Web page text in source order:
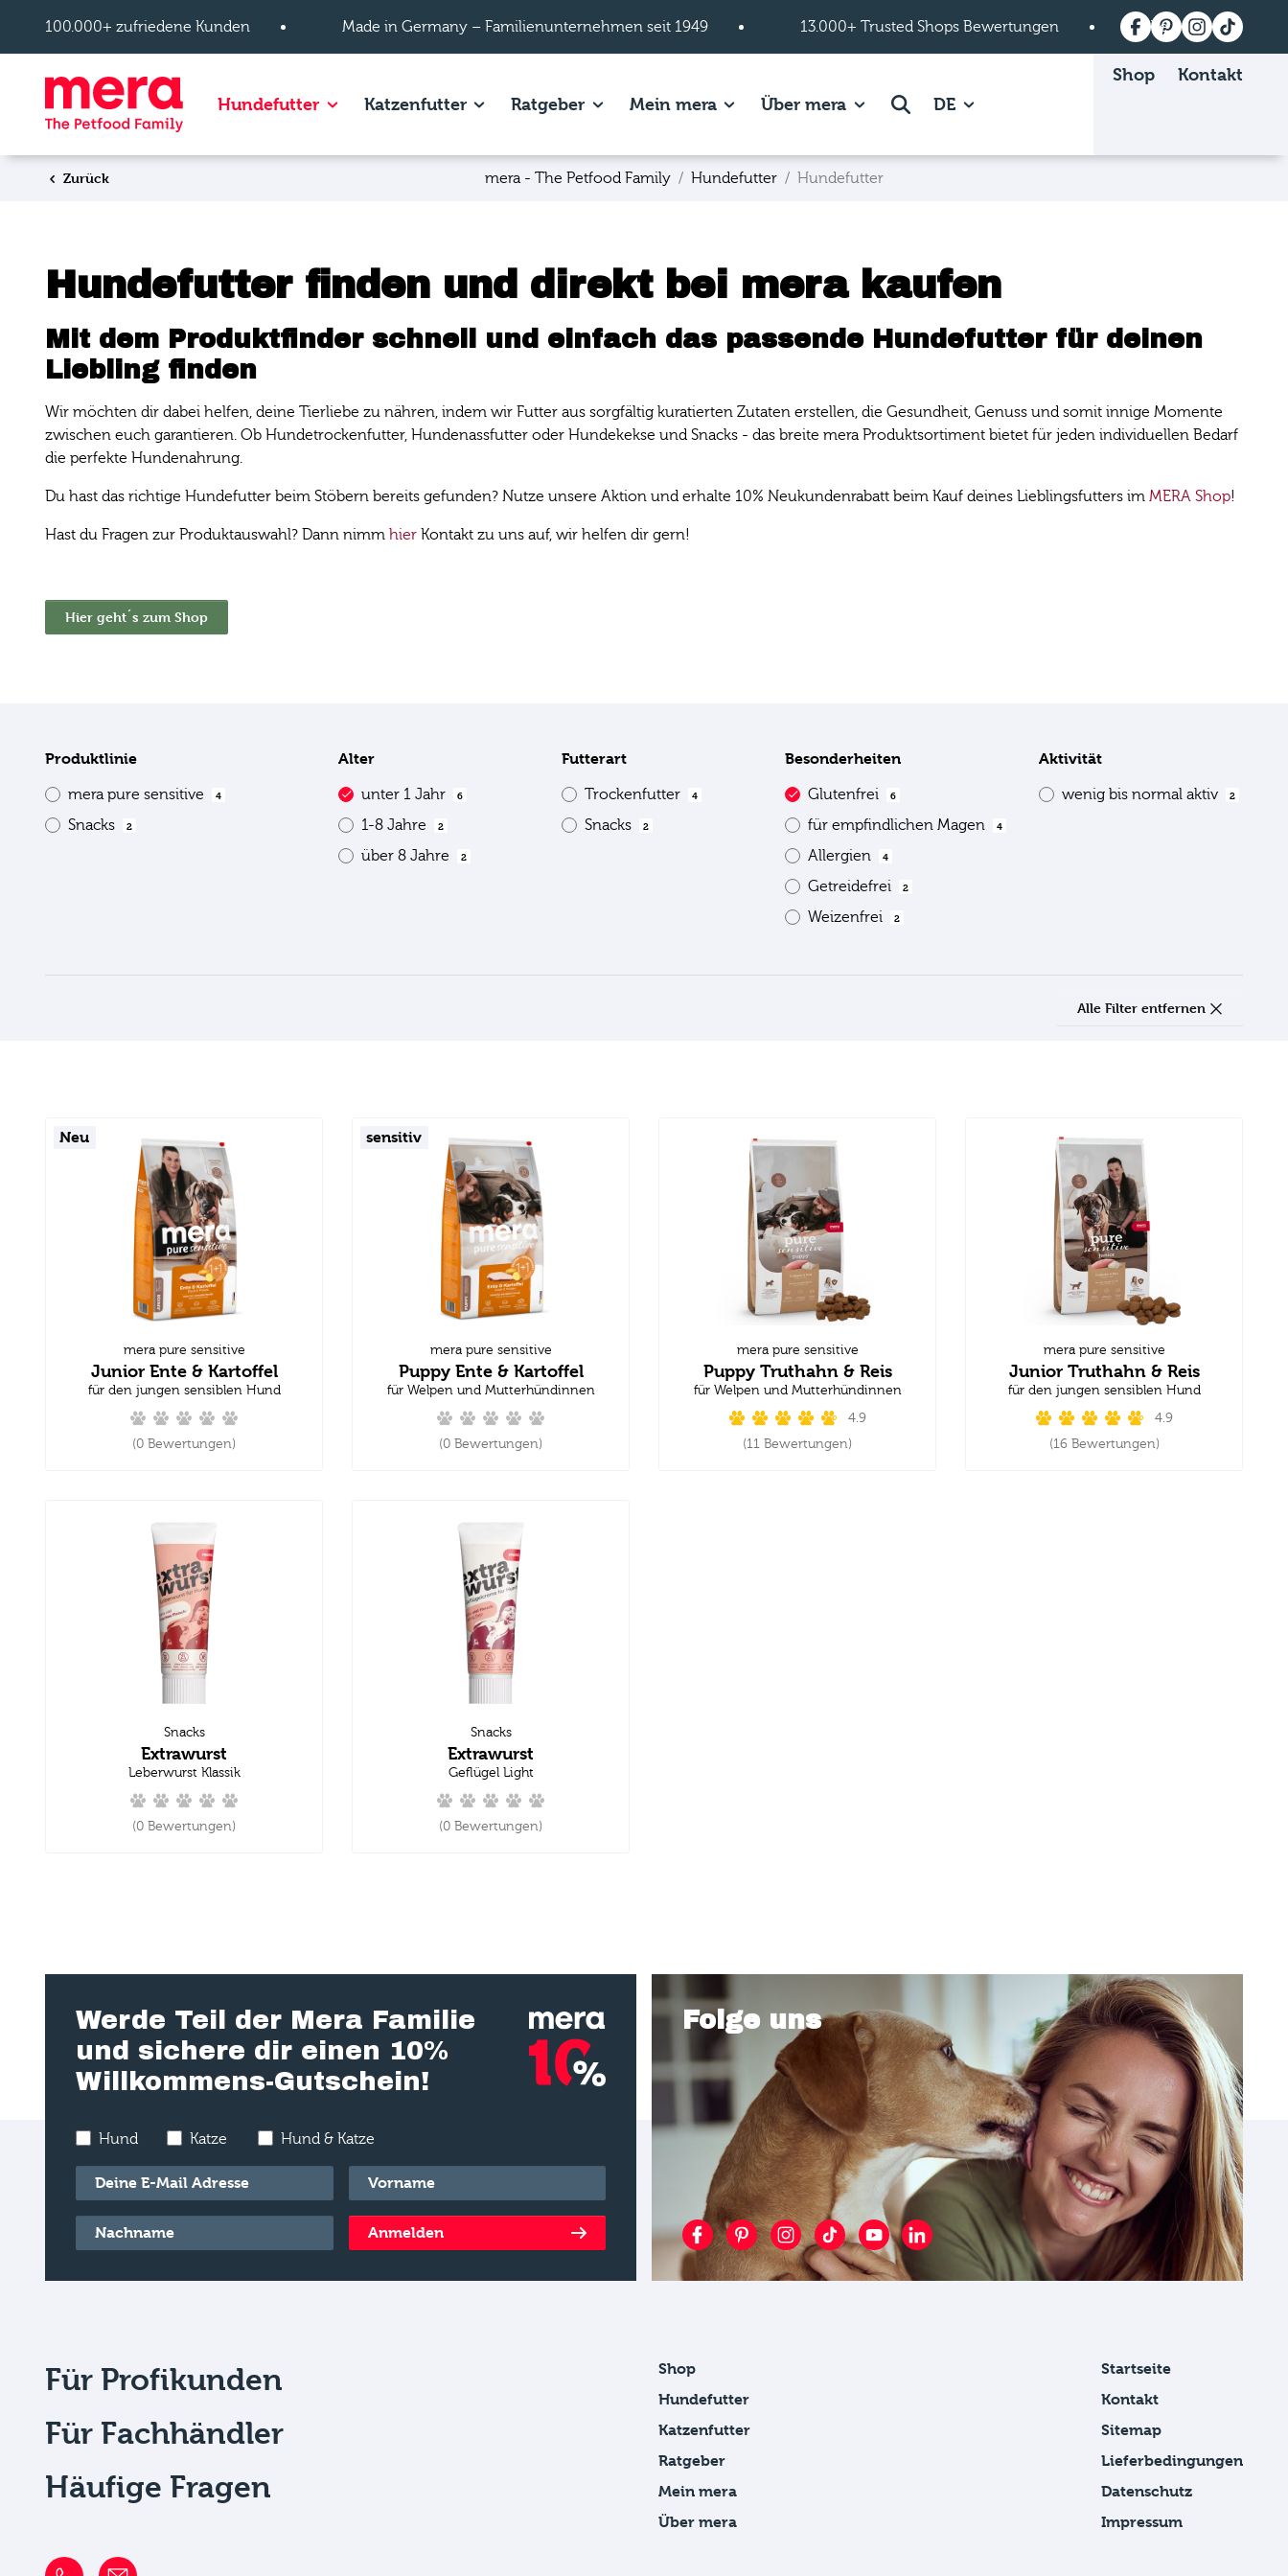
100.000+ zufriedene Kunden
Made in Germany – Familienunternehmen seit 1949 13.000+ Trusted Shops Bewertungen Versandkostenfrei
HundefutterShow subpages of Hundefutter page.
KatzenfutterShow subpages of Katzenfutter page.
RatgeberShow subpages of Ratgeber page.
Mein meraShow subpages of Mein mera page.
Über meraShow subpages of Über mera page.
Suche DE
Shop Kontakt
Zurück mera - The Petfood Family Hundefutter Hundefutter
Hundefutter finden und direkt bei mera kaufen
Mit dem Produktfinder schnell und einfach das passende Hundefutter für deinen
Liebling finden
Wir möchten dir dabei helfen, deine Tierliebe zu nähren, indem wir Futter aus sorgfältig kuratierten Zutaten erstellen, die Gesundheit, Genuss und somit innige Momente
zwischen euch garantieren. Ob Hundetrockenfutter, Hundenassfutter oder Hundekekse und Snacks - das breite mera Produktsortiment bietet für jeden individuellen Bedarf
die perfekte Hundenahrung.
Du hast das richtige Hundefutter beim Stöbern bereits gefunden? Nutze unsere Aktion und erhalte 10% Neukundenrabatt beim Kauf deines Lieblingsfutters im MERA Shop!
Hast du Fragen zur Produktauswahl? Dann nimm hier Kontakt zu uns auf, wir helfen dir gern!
Hier geht´s zum Shop
Produktlinie
mera pure sensitive 4
Snacks 2
Alter
unter 1 Jahr 6
1-8 Jahre 2
über 8 Jahre 2
Futterart
Trockenfutter 4
Snacks 2
Besonderheiten
Glutenfrei 6
für empfindlichen Magen 4
Allergien 4
Getreidefrei 2
Weizenfrei 2
Aktivität
wenig bis normal aktiv 2
Alle Filter entfernen
Neu
mera pure sensitive
Junior Ente & Kartoffel
für den jungen sensiblen Hund
(0 Bewertungen)
sensitiv
mera pure sensitive
Puppy Ente & Kartoffel
für Welpen und Mutterhündinnen
(0 Bewertungen)
mera pure sensitive
Puppy Truthahn & Reis
für Welpen und Mutterhündinnen
4.9
(11 Bewertungen)
mera pure sensitive
Junior Truthahn & Reis
für den jungen sensiblen Hund
4.9
(16 Bewertungen)
Snacks
Extrawurst
Leberwurst Klassik
(0 Bewertungen)
Snacks
Extrawurst
Geflügel Light
(0 Bewertungen)
Werde Teil der Mera Familie
und sichere dir einen 10%
Willkommens-Gutschein!
Hund Katze Hund & Katze
E-Mail* Vorname*
Nachname* Anmelden
Folge uns
Für Profikunden
Für Fachhändler
Häufige Fragen
Shop
Hundefutter
Katzenfutter
Ratgeber
Mein mera
Über mera
Startseite
Kontakt
Sitemap
Lieferbedingungen
Datenschutz
Impressum